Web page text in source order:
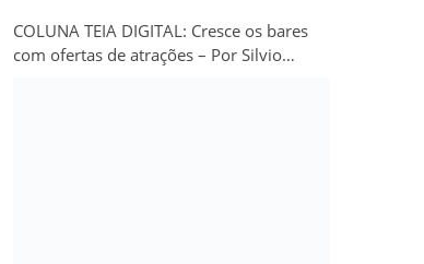
COLUNA TEIA DIGITAL: Cresce os bares
com ofertas de atrações – Por Silvio